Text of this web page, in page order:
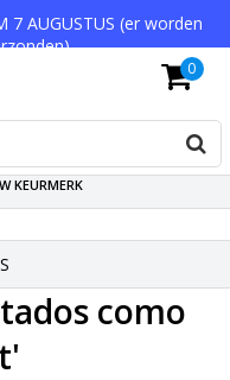
7 AUGUSTUS (er worden
VA €75,-)
75% KORTING !
KEURMERK
0
como